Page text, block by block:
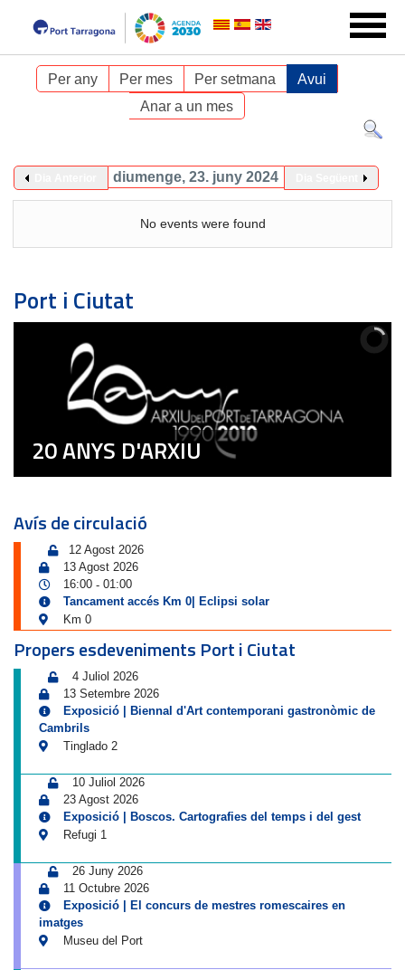
Per any Per mes Per setmana
Avui
Anar a un mes
diumenge, 23. juny 2024
No events were found
Port i Ciutat
20 ANYS D'ARXIU
Avís de circulació
12 Agost 2026
13 Agost 2026
16:00 - 01:00
Tancament accés Km 0| Eclipsi solar
Km 0
Propers esdeveniments Port i Ciutat
4 Juliol 2026
13 Setembre 2026
Exposició | Biennal d'Art contemporani gastronòmic de
Cambrils
Tinglado 2
10 Juliol 2026
23 Agost 2026
Exposició | Boscos. Cartografies del temps i del gest
Refugi 1
26 Juny 2026
11 Octubre 2026
Exposició | El concurs de mestres romescaires en
imatges
Museu del Port